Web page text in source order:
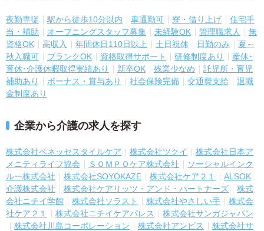
夜勤専従 駅から徒歩10分以内 車通勤可 寮・借り上げ
住宅手
当・補助
オープニングスタッフ募集 未経験OK 管理職求人
無
資格OK
高収入 年間休日110日以上 土日祝休 日勤のみ
夏～
秋入職可
ブランクOK 資格取得サポート 研修制度あり
産休･
育休･介護休暇取得実績あり
新卒OK 残業少なめ
託児所・育児
補助あり
ボーナス・賞与あり 社会保険完備 交通費支給
退職
金制度あり
企業から介護の求人を探す
株式会社ベネッセスタイルケア 株式会社ツクイ
株式会社日本ア
メニティライフ協会
ＳＯＭＰＯケア株式会社
ソーシャルインク
ルー株式会社
株式会社SOYOKAZE 株式会社ケア２１
ALSOK
介護株式会社
株式会社ケアリッツ・アンド・パートナーズ
株式
会社ニチイ学館
株式会社ソラスト 株式会社やさしい手
株式会
社ケア２１
株式会社ニチイケアパレス
株式会社サンガジャパン
株式会社川島コーポレーション
株式会社アンビス
株式会社サ